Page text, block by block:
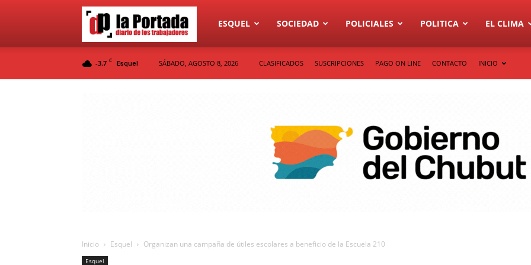
Diario
ESQUEL SOCIEDAD POLICIALES POLITICA EL CLIMA
-3.7 C Esquel SÁBADO, AGOSTO 8, 2026 CLASIFICADOS SUSCRIPCIONES PAGO ON LINE CONTACTO INICIO
Inicio Esquel Organizan una campaña de útiles escolares a beneficio de la Escuela 210
Esquel